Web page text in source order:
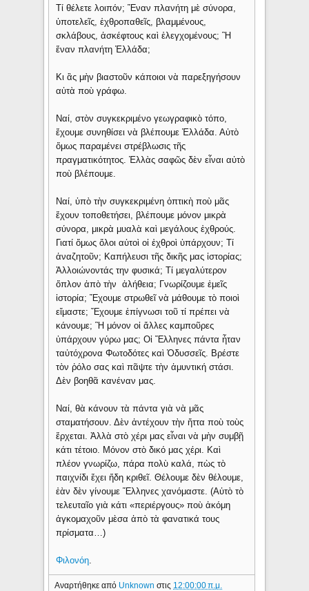
Τί θέλετε λοιπόν; Ἕναν πλανήτη μὲ σύνορα,
ὑποτελεῖς, ἐχθροπαθεῖς, βλαμμένους,
σκλάβους, ἀσκέφτους καὶ ἐλεγχομένους; Ἢ
ἕναν πλανήτη Ἑλλάδα;
Κι ἂς μὴν βιαστοῦν κάποιοι νὰ παρεξηγήσουν
αὐτὰ ποὺ γράφω.
Ναί, στὸν συγκεκριμένο γεωγραφικὸ τόπο,
ἔχουμε συνηθίσει νὰ βλέπουμε Ἑλλάδα. Αὐτὸ
ὅμως παραμένει στρέβλωσις τῆς
πραγματικότητος. Ἑλλὰς σαφῶς δὲν εἶναι αὐτὸ
ποὺ βλέπουμε.
Ναί, ὑπὸ τὴν συγκεκριμένη ὀπτικὴ ποὺ μᾶς
ἔχουν τοποθετήσει, βλέπουμε μόνον μικρὰ
σύνορα, μικρὰ μυαλὰ καὶ μεγάλους ἐχθρούς.
Γιατί ὅμως ὅλοι αὐτοὶ οἱ ἐχθροὶ ὑπάρχουν; Τί
ἀναζητοῦν; Καπήλευσι τῆς δικῆς μας ἱστορίας;
Ἀλλοιώνοντάς την φυσικά; Τί μεγαλύτερον
ὅπλον ἀπὸ τὴν ἀλήθεια; Γνωρίζουμε ἐμεῖς
ἱστορία; Ἔχουμε στρωθεῖ νὰ μάθουμε τὸ ποιοὶ
εἴμαστε; Ἔχουμε ἐπίγνωσι τοῦ τί πρέπει νὰ
κάνουμε; Ἢ μόνον οἱ ἄλλες καμποῦρες
ὑπάρχουν γύρω μας; Οἱ Ἕλληνες πάντα ἦταν
ταὐτόχρονα Φωτοδότες καὶ Ὀδυσσεῖς. Βρέστε
τὸν ῥόλο σας καὶ πᾶψτε τὴν ἀμυντική στάσι.
Δὲν βοηθᾶ κανέναν μας.
Ναί, θὰ κάνουν τὰ πάντα γιὰ νὰ μᾶς
σταματήσουν. Δὲν ἀντέχουν τὴν ἥττα ποὺ τοὺς
ἔρχεται. Ἀλλὰ στὸ χέρι μας εἶναι νὰ μὴν συμβῇ
κάτι τέτοιο. Μόνον στὸ δικό μας χέρι. Καὶ
πλέον γνωρίζω, πάρα πολὺ καλά, πὼς τὸ
παιχνίδι ἔχει ἤδη κριθεῖ. Θέλουμε δὲν θέλουμε,
ἐὰν δὲν γίνουμε Ἕλληνες χανόμαστε. (Αὐτὸ τὸ
τελευταῖο γιὰ κάτι «περιέργους» ποὺ ἀκόμη
ἀγκομαχοῦν μὲσα ἀπὸ τὰ φανατικά τους
πρίσματα…)
Φιλονόη.
Αναρτήθηκε από Unknownστις 12:00:00 π.μ.